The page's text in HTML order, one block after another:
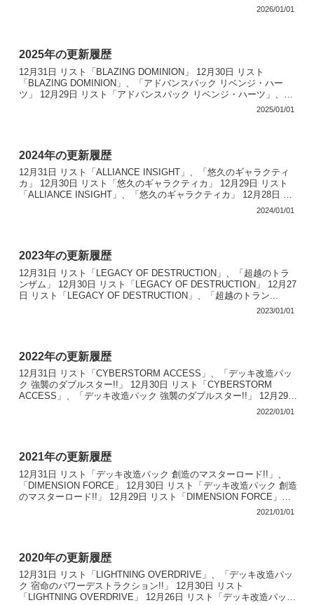
2026/01/01
2025年の更新履歴
12月31日 リスト「BLAZING DOMINION」 12月30日 リスト
「BLAZING DOMINION」、「アドバンスパック リベンジ・ハー
ツ」 12月29日 リスト「アドバンスパック リベンジ・ハーツ」、
2025/01/01
2024年の更新履歴
12月31日 リスト「ALLIANCE INSIGHT」、「悠久のギャラクティ
カ」 12月30日 リスト「悠久のギャラクティカ」 12月29日 リスト
「ALLIANCE INSIGHT」、「悠久のギャラクティカ」 12月28日 リ
2024/01/01
2023年の更新履歴
12月31日 リスト「LEGACY OF DESTRUCTION」、「超越のトラ
ンザム」 12月30日 リスト「LEGACY OF DESTRUCTION」 12月27
日 リスト「LEGACY OF DESTRUCTION」、「超越のトラン...
2023/01/01
2022年の更新履歴
12月31日 リスト「CYBERSTORM ACCESS」、「デッキ改造パッ
ク 強襲のダブルスター!!」 12月30日 リスト「CYBERSTORM
ACCESS」、「デッキ改造パック 強襲のダブルスター!!」 12月29日
2022/01/01
2021年の更新履歴
12月31日 リスト「デッキ改造パック 創造のマスターロード!!」、
「DIMENSION FORCE」 12月30日 リスト「デッキ改造パック 創造
のマスターロード!!」 12月29日 リスト「DIMENSION FORCE」、
2021/01/01
2020年の更新履歴
12月31日 リスト「LIGHTNING OVERDRIVE」、「デッキ改造パッ
ク 宿命のパワーデストラクション!!」 12月30日 リスト
「LIGHTNING OVERDRIVE」 12月26日 リスト「デッキ改造パック